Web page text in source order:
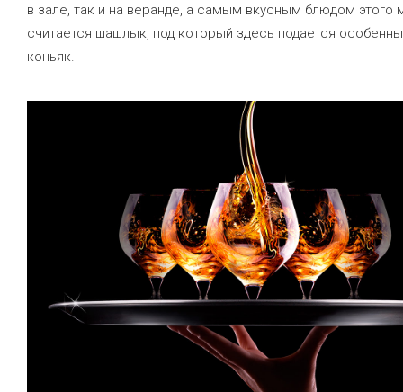
в зале, так и на веранде, а самым вкусным блюдом этого
считается шашлык, под который здесь подается
коньяк.